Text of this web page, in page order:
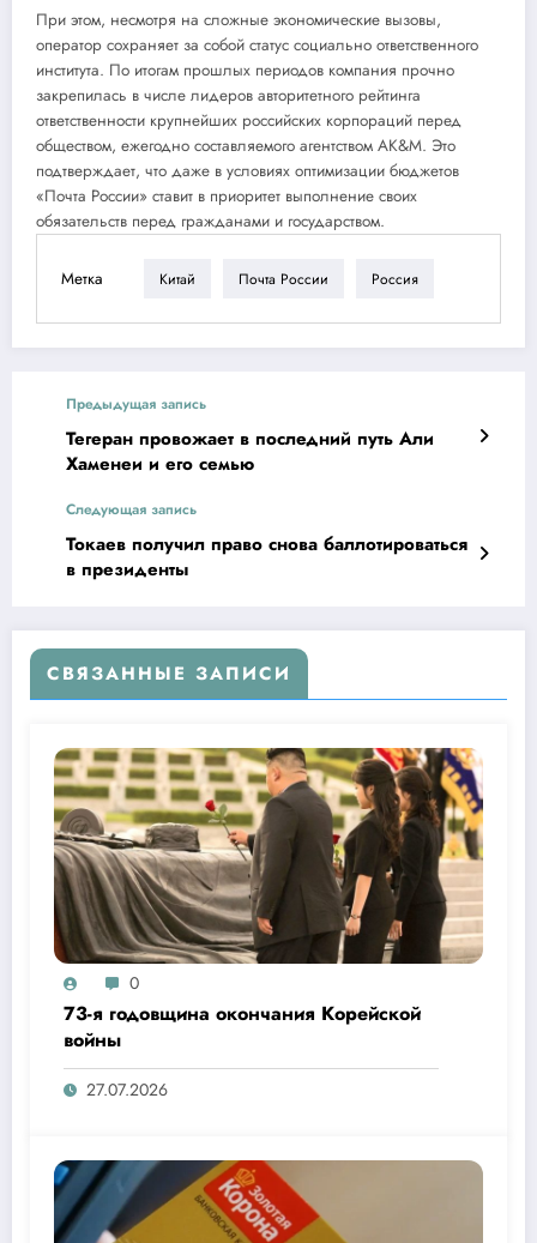
При этом, несмотря на сложные экономические вызовы,
оператор сохраняет за собой статус социально ответственного
института. По итогам прошлых периодов компания прочно
закрепилась в числе лидеров авторитетного рейтинга
ответственности крупнейших российских корпораций перед
обществом, ежегодно составляемого агентством AK&M. Это
подтверждает, что даже в условиях оптимизации бюджетов
«Почта России» ставит в приоритет выполнение своих
обязательств перед гражданами и государством.
Метка Китай Почта России Россия
Предыдущая запись
Тегеран провожает в последний путь Али
Хаменеи и его семью
Следующая запись
Токаев получил право снова баллотироваться
в президенты
СВЯЗАННЫЕ ЗАПИСИ
0
73-я годовщина окончания Корейской
войны
27.07.2026